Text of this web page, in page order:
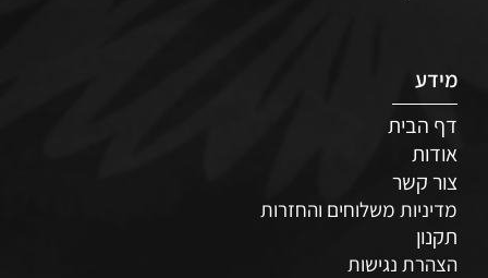
מידע
דף הבית
אודות
צור קשר
מדיניות משלוחים והחזרות
תקנון
הצהרת נגישות